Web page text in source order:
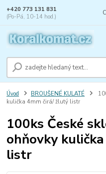
+420 773 131 831
(Po-Pá, 10-14 hod.)
Úvod BROUŠENÉ KULATÉ
kulička 4mm čirá/ žlutý listr
100ks České
ohňovky
listr